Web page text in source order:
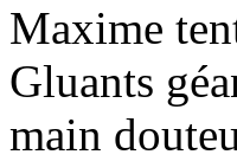
Maxime
Gluants
main